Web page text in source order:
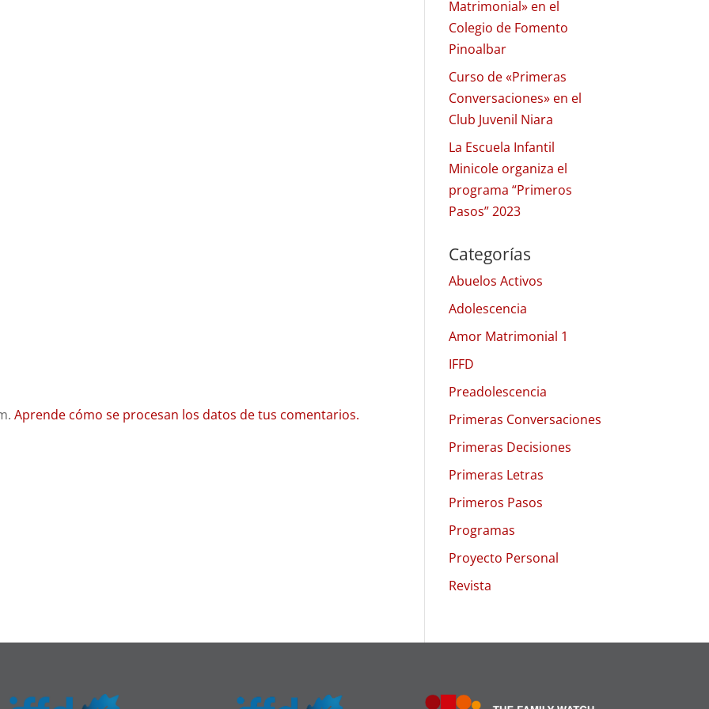
Aprende cómo se procesan los datos de tus comentarios.
Matrimonial» en el
Colegio de Fomento
Pinoalbar
Curso de «Primeras
Conversaciones» en el
Club Juvenil Niara
La Escuela Infantil
Minicole organiza el
programa “Primeros
Pasos” 2023
Categorías
Abuelos Activos
Adolescencia
Amor Matrimonial 1
IFFD
Preadolescencia
Primeras Conversaciones
Primeras Decisiones
Primeras Letras
Primeros Pasos
Programas
Proyecto Personal
Revista